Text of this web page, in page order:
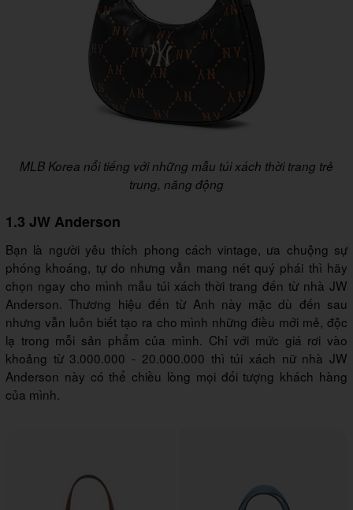
MLB Korea nổi tiếng với những mẫu túi xách thời trang trẻ
trung, năng động
1.3 JW Anderson
Bạn là người yêu thích phong cách vintage, ưa chuộng sự
phóng khoáng, tự do nhưng vẫn mang nét quý phái thì hãy
chọn ngay cho mình mẫu túi xách thời trang đến từ nhà JW
Anderson. Thương hiệu đến từ Anh này mặc dù đến sau
nhưng vẫn luôn biết tạo ra cho mình những điều mới mẻ, độc
lạ trong mỗi sản phẩm của mình. Chỉ với mức giá rơi vào
khoảng từ 3.000.000 - 20.000.000 thì túi xách nữ nhà JW
Anderson này có thể chiều lòng mọi đối tượng khách hàng
của mình.